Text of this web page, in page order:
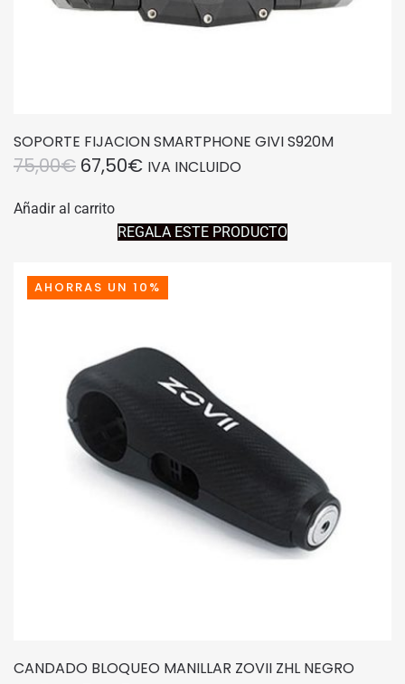
SOPORTE FIJACION SMARTPHONE GIVI S920M
75,00€ EL
ORIGINAL
75,00€.
67,50€EL
ACTUAL
ES:
67,50€.
IVA INCLUIDO
Añadir al carrito
REGALA ESTE PRODUCTO
AHORRAS UN 10%
CANDADO BLOQUEO MANILLAR ZOVII ZHL NEGRO